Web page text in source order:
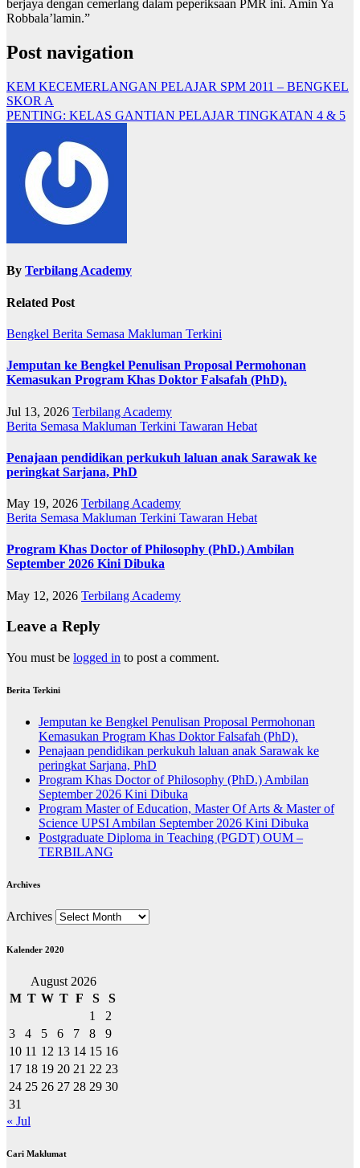
berjaya dengan cemerlang dalam peperiksaan PMR ini. Amin Ya
Robbala’lamin.”
Post navigation
KEM KECEMERLANGAN PELAJAR SPM 2011 – BENGKEL
SKOR A
PENTING: KELAS GANTIAN PELAJAR TINGKATAN 4 & 5
By Terbilang Academy
Related Post
Bengkel Berita Semasa Makluman Terkini
Jemputan ke Bengkel Penulisan Proposal Permohonan
Kemasukan Program Khas Doktor Falsafah (PhD).
Jul 13, 2026 Terbilang Academy
Berita Semasa Makluman Terkini Tawaran Hebat
Penajaan pendidikan perkukuh laluan anak Sarawak ke
peringkat Sarjana, PhD
May 19, 2026 Terbilang Academy
Berita Semasa Makluman Terkini Tawaran Hebat
Program Khas Doctor of Philosophy (PhD.) Ambilan
September 2026 Kini Dibuka
May 12, 2026 Terbilang Academy
Leave a Reply
You must be logged in to post a comment.
Berita Terkini
Jemputan ke Bengkel Penulisan Proposal Permohonan
Kemasukan Program Khas Doktor Falsafah (PhD).
Penajaan pendidikan perkukuh laluan anak Sarawak ke
peringkat Sarjana, PhD
Program Khas Doctor of Philosophy (PhD.) Ambilan
September 2026 Kini Dibuka
Program Master of Education, Master Of Arts & Master of
Science UPSI Ambilan September 2026 Kini Dibuka
Postgraduate Diploma in Teaching (PGDT) OUM –
TERBILANG
Archives
Archives
Kalender 2020
August 2026
M T W T F S
S
1
2
3
4 5 6 7 8
9
10 11 12 13 14 15 16
17 18 19 20 21 22 23
24 25 26 27 28 29 30
31
« Jul
Cari Maklumat